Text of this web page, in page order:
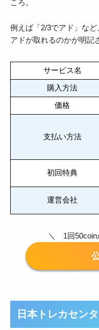
ころ。
例えば「2/3でアド」な
アドが取れるのかが明記
サービス名
購入方法
価格
支払い方法
初回特典
運営会社
＼ 1回50coin
日本トレカセン